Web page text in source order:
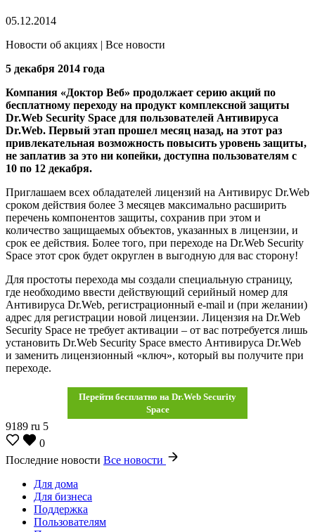
05.12.2014
Новости об акциях | Все новости
5 декабря 2014 года
Компания «Доктор Веб» продолжает серию акций по
бесплатному переходу на продукт комплексной защиты
Dr.Web Security Space для пользователей Антивируса
Dr.Web. Первый этап прошел месяц назад, на этот раз
привлекательная возможность повысить уровень защиты,
не заплатив за это ни копейки, доступна пользователям с
10 по 12 декабря.
Приглашаем всех обладателей лицензий на Антивирус Dr.Web
сроком действия более 3 месяцев максимально расширить
перечень компонентов защиты, сохранив при этом и
количество защищаемых объектов, указанных в лицензии, и
срок ее действия. Более того, при переходе на Dr.Web Security
Space этот срок будет округлен в выгодную для вас сторону!
Для простоты перехода мы создали специальную страницу,
где необходимо ввести действующий серийный номер для
Антивируса Dr.Web, регистрационный e-mail и (при желании)
адрес для регистрации новой лицензии. Лицензия на Dr.Web
Security Space не требует активации – от вас потребуется лишь
установить Dr.Web Security Space вместо Антивируса Dr.Web
и заменить лицензионный «ключ», который вы получите при
переходе.
Перейти бесплатно на Dr.Web Security
Space
9189 ru 5
0
Последние новости Все новости
Для дома
Для бизнеса
Поддержка
Пользователям